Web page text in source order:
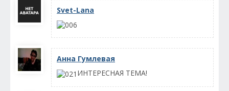
Svet-Lana
Анна Гумлевая
ИНТЕРЕСНАЯ ТЕМА!